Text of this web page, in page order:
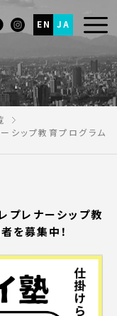
EN JA
シップ教育プログラム
プレナーシップ教
を募集中！